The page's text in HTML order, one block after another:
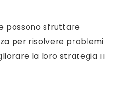
possono sfruttare
per risolvere problemi
la loro strategia IT